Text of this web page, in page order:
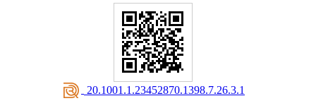
‎ 20.1001.1.23452870.1398.7.26.3.1